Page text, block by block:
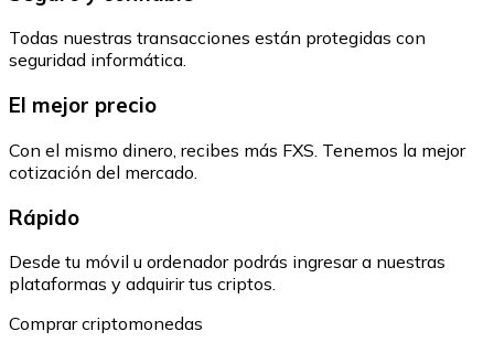
Todas nuestras transacciones están protegidas con
seguridad informática.
El mejor precio
Con el mismo dinero, recibes más FXS. Tenemos la mejor
cotización del mercado.
Rápido
Desde tu móvil u ordenador podrás ingresar a nuestras
plataformas y adquirir tus criptos.
Comprar criptomonedas